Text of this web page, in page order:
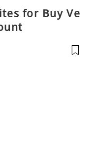
for Buy Ve